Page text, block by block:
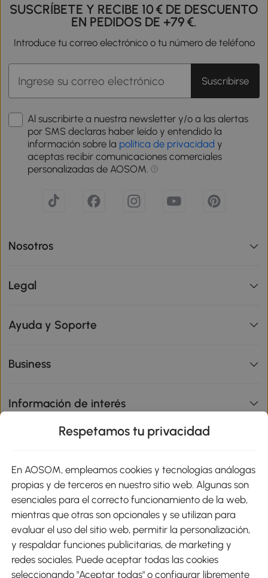
SUSCRÍBETE Y RECIBE 10 € DE DESCUENTO
EN PEDIDOS DE +79 €.
Introduce tu correo electrónico o tu número de teléfono
Suscribirse
Al suscribirte a nuestra newsletter y/o a las alertas
por SMS declaras haber leído y entendido la
información sobre la política de privacidad y
aceptas recibir comunicaciones comerciales
personalizadas de AOSOM.
Nosotros
Legal
Ayuda y Soporte
Business
Información de interés
Métodos de Pago
Envíos
Respetamos tu privacidad
En AOSOM, empleamos cookies y tecnologías análogas
propias y de terceros en nuestro sitio web. Algunas son
esenciales para el correcto funcionamiento de la web,
mientras que otras son opcionales y se utilizan para
evaluar el uso del sitio web, permitir la personalización,
y respaldar funciones publicitarias, de marketing y
redes sociales. Puede aceptar todas las cookies
seleccionando "Aceptar todas" o configurar libremente